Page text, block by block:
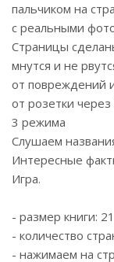
пальчиком на
с реальными
Страницы
мнутся и не
от повреждений
от розетки через
3 режима
Слушаем
Интересные
Игра.
- размер книги:
- количество
- нажимаем на